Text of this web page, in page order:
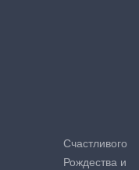
Счастливого
Рождества и